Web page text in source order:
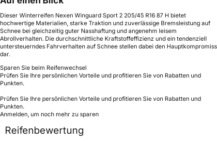
Dieser Winterreifen Nexen Winguard Sport 2 205/45 R16 87 H bietet
hochwertige Materialien, starke Traktion und zuverlässige Bremsleistung auf
Schnee bei gleichzeitig guter Nasshaftung und angenehm leisem
Abrollverhalten. Die durchschnittliche Kraftstoffeffizienz und ein tendenziell
untersteuerndes Fahrverhalten auf Schnee stellen dabei den Hauptkompromiss
dar.
Sparen Sie beim Reifenwechsel
Prüfen Sie Ihre persönlichen Vorteile und profitieren Sie von Rabatten und
Punkten.
Prüfen Sie Ihre persönlichen Vorteile und profitieren Sie von Rabatten und
Punkten.
Anmelden, um noch mehr zu sparen
Reifenbewertung